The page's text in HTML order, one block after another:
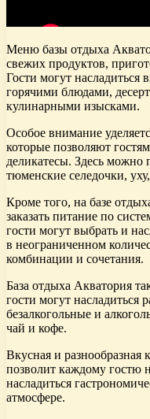
Меню базы отдыха
свежих продуктов,
Гости могут насладиться
горячими блюдами,
кулинарными изысками.
Особое внимание
которые позволяют
деликатесы. Здесь можно
тюменские селедочки,
Кроме того, на базе
заказать питание по
гости могут выбрать и
в неограниченном
комбинации и сочетания.
База отдыха Акватория
гости могут
безалкогольные и
чай и кофе.
Вкусная и разнообразная
позволит каждому гостю
насладиться
атмосфере.